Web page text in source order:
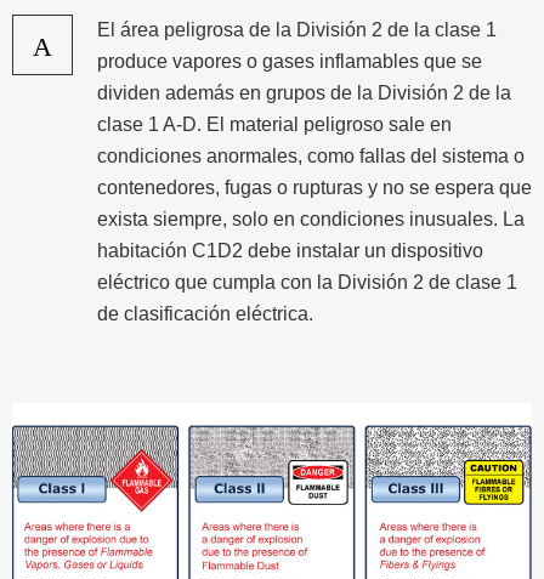
A
El área peligrosa de la División 2 de la clase 1
produce vapores o gases inflamables que se
dividen además en grupos de la División 2 de la
clase 1 A-D. El material peligroso sale en
condiciones anormales, como fallas del sistema o
contenedores, fugas o rupturas y no se espera que
exista siempre, solo en condiciones inusuales. La
habitación C1D2 debe instalar un dispositivo
eléctrico que cumpla con la División 2 de clase 1
de clasificación eléctrica.